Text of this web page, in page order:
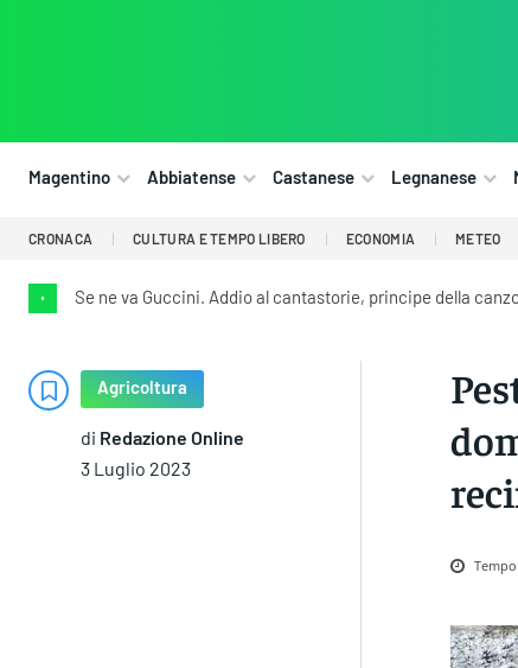
Magentino Abbiatense Castanese Legnanese
CRONACA CULTURA E TEMPO LIBERO ECONOMIA METEO
• Se ne va Guccini. Addio al cantastorie, principe della
Agricoltura
di Redazione Online
3 Luglio 2023